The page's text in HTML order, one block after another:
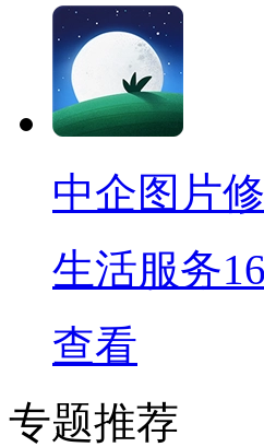
中企图片
生活服务
查看
专题推荐